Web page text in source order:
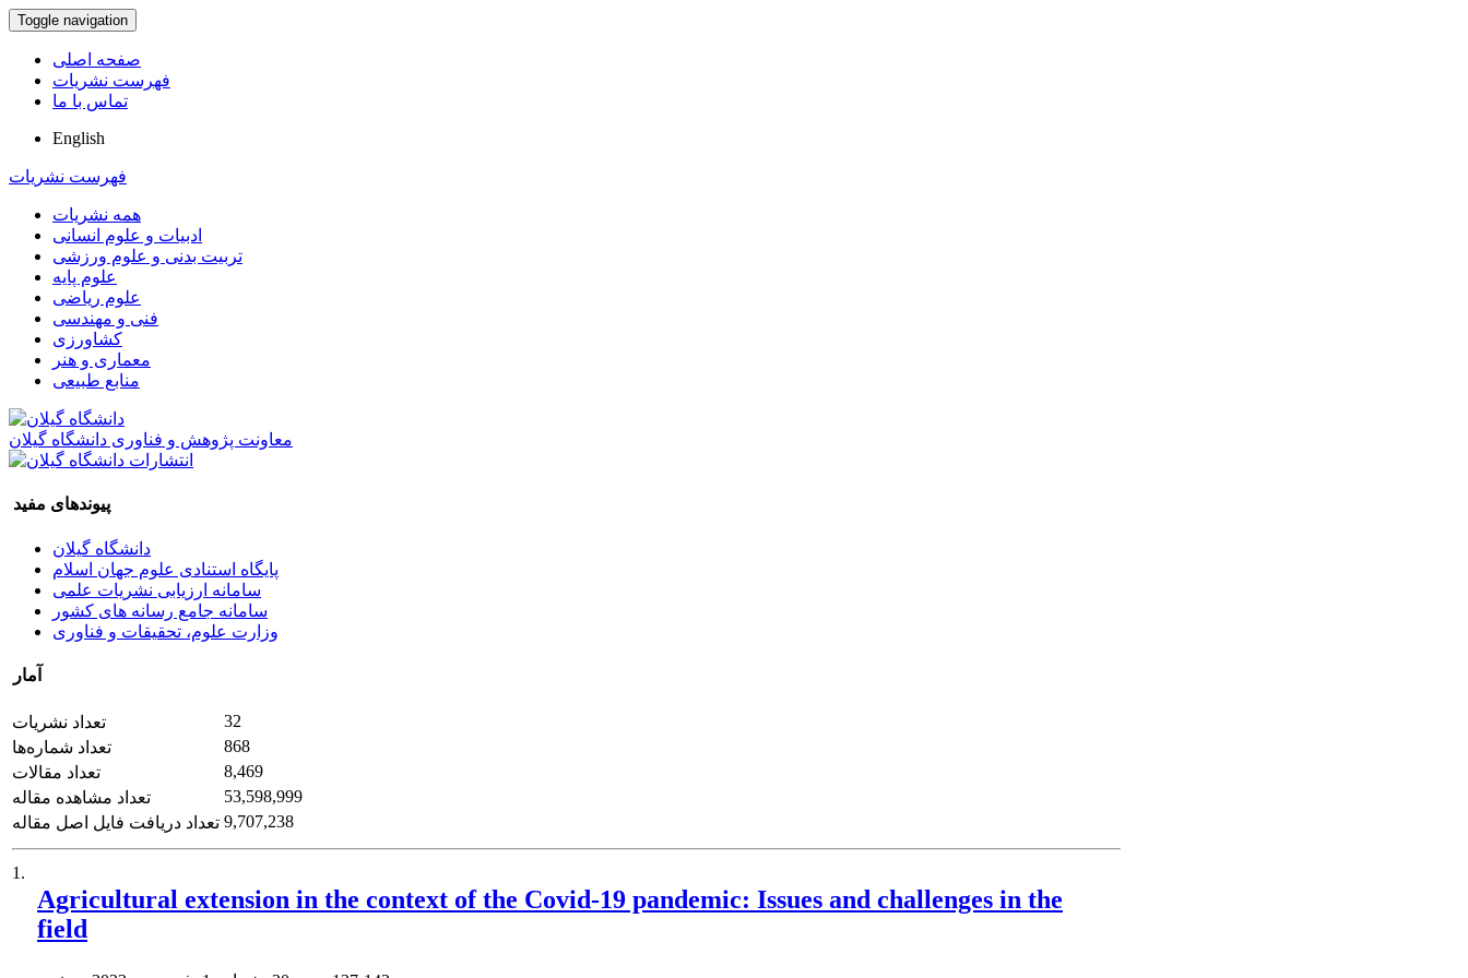
Toggle navigation
صفحه اصلی
فهرست نشریات
تماس با ما
English
فهرست نشریات
همه نشریات
ادبیات و علوم انسانی
تربیت بدنی و علوم ورزشی
علوم پایه
علوم ریاضی
فنی و مهندسی
کشاورزی
معماری و هنر
منابع طبیعی
معاونت پژوهش و فناوری دانشگاه گیلان
پیوندهای مفید
دانشگاه گیلان
پایگاه استنادی علوم جهان اسلام
سامانه ارزیابی نشریات علمی
سامانه جامع رسانه های کشور
وزارت علوم، تحقیقات و فناوری
آمار
تعداد نشریات
32
تعداد شماره‌ها
868
تعداد مقالات
8,469
تعداد مشاهده مقاله
53,598,999
تعداد دریافت فایل اصل مقاله 9,707,238
1.
Agricultural extension in the context of the Covid-19 pandemic: Issues and challenges in the
field